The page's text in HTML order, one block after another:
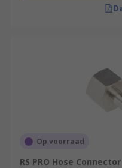
Op voorraad
RS PRO Hose